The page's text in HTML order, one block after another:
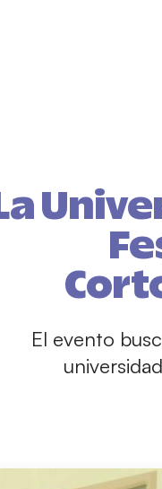
La
El evento